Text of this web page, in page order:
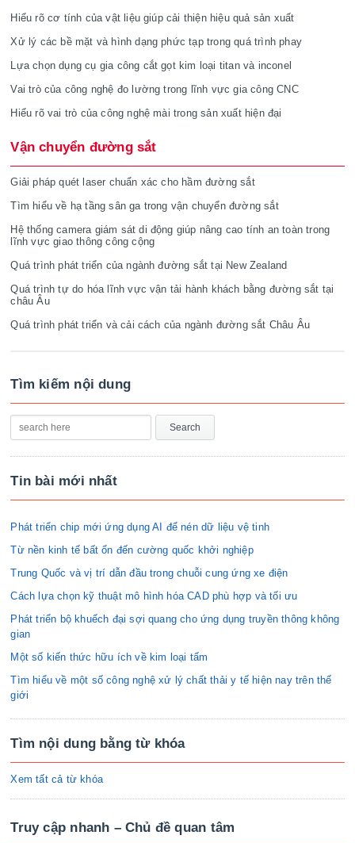
Hiểu rõ cơ tính của vật liệu giúp cải thiện hiệu quả sản xuất
Xử lý các bề mặt và hình dạng phức tạp trong quá trình phay
Lựa chọn dụng cụ gia công cắt gọt kim loại titan và inconel
Vai trò của công nghệ đo lường trong lĩnh vực gia công CNC
Hiểu rõ vai trò của công nghệ mài trong sản xuất hiện đại
Vận chuyển đường sắt
Giải pháp quét laser chuẩn xác cho hầm đường sắt
Tìm hiểu về hạ tầng sân ga trong vận chuyển đường sắt
Hệ thống camera giám sát di động giúp nâng cao tính an toàn trong
lĩnh vực giao thông công cộng
Quá trình phát triển của ngành đường sắt tại New Zealand
Quá trình tự do hóa lĩnh vực vận tải hành khách bằng đường sắt tại
châu Âu
Quá trình phát triển và cải cách của ngành đường sắt Châu Âu
Tìm kiếm nội dung
Tin bài mới nhất
Phát triển chip mới ứng dụng AI để nén dữ liệu vệ tinh
Từ nền kinh tế bất ổn đến cường quốc khởi nghiệp
Trung Quốc và vị trí dẫn đầu trong chuỗi cung ứng xe điện
Cách lựa chọn kỹ thuật mô hình hóa CAD phù hợp và tối ưu
Phát triển bộ khuếch đại sợi quang cho ứng dụng truyền thông không
gian
Một số kiến thức hữu ích về kim loại tấm
Tìm hiểu về một số công nghệ xử lý chất thải y tế hiện nay trên thế
giới
Tìm nội dung bằng từ khóa
Xem tất cả từ khóa
Truy cập nhanh – Chủ đề quan tâm